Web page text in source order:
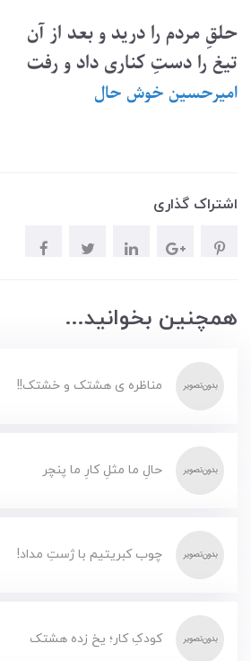
حلقِ مردم را درید و بعد از آن
تیغ را دستِ کناری داد و رفت
امیرحسین خوش حال
اشتراک گذاری
همچنین بخوانید...
مناظره ی هشتک و خشتک!!
حالِ ما مثلِ کارِ ما پنچر
چوب کبریتیم با ژستِ مداد!
کودکِ کار؛ یخ زده هشتک